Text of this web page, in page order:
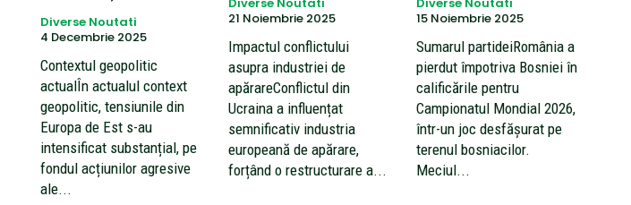
Diverse Noutati
4 Decembrie 2025
Contextul geopolitic
actualÎn actualul context
geopolitic, tensiunile din
Europa de Est s-au
intensificat substanțial, pe
fondul acțiunilor agresive
ale...
Diverse Noutati
21 Noiembrie 2025
Impactul conflictului
asupra industriei de
apărareConflictul din
Ucraina a influențat
semnificativ industria
europeană de apărare,
forțând o restructurare a...
Diverse Noutati
15 Noiembrie 2025
Sumarul partideiRomânia a
pierdut împotriva Bosniei în
calificările pentru
Campionatul Mondial 2026,
într-un joc desfășurat pe
terenul bosniacilor.
Meciul...